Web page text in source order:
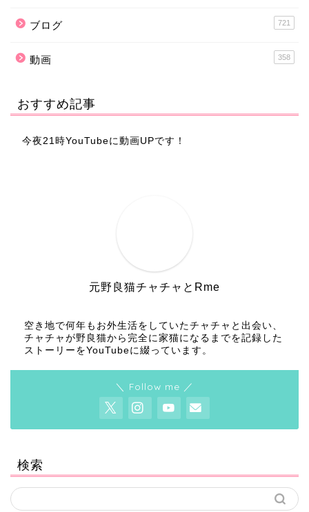
ブログ 721
動画 358
おすすめ記事
今夜21時YouTubeに動画UPです！
元野良猫チャチャとRme
空き地で何年もお外生活をしていたチャチャと出会い、
チャチャが野良猫から完全に家猫になるまでを記録した
ストーリーをYouTubeに綴っています。
＼ Follow me ／
検索